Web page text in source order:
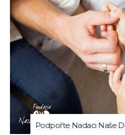
Podpořte Nadaci Naše